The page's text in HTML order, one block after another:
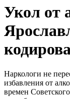
Укол от
Наркологи не
избавления от
времен